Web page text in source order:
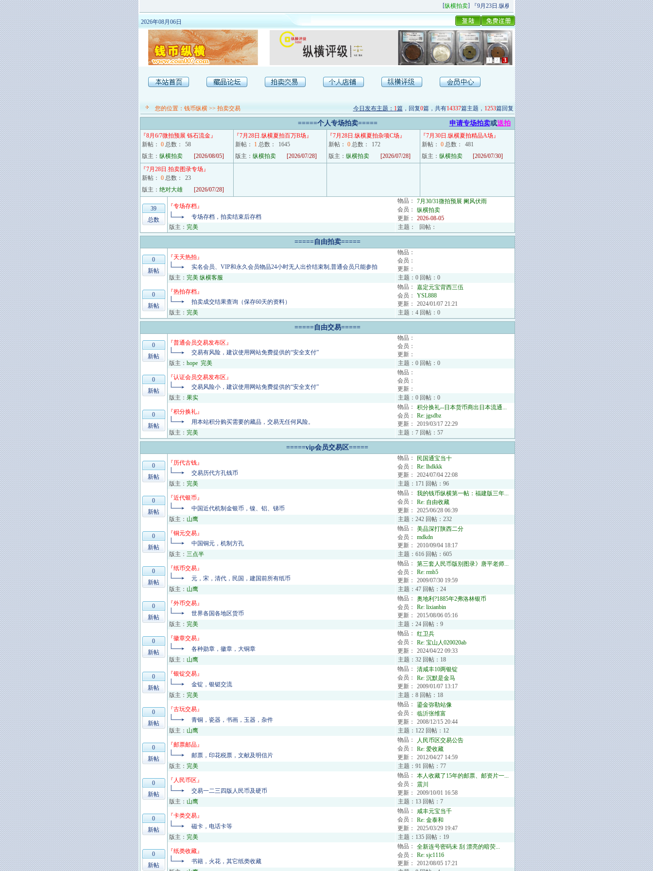
纵横拍卖]『9月23日.纵横秋季精品场P场』 今日上新！[纵横拍卖]9月20日.纵横秋
2026年08月06日
1 2 3
您的位置： 钱币纵横>> 拍卖交易 今日发布主题： 1篇，回复0篇，共有14337篇主题， 1253篇回复
=====个人专场拍卖===== 申请专场拍卖或送拍
『8月6/7微拍预展 铄石流金』
新帖： 0 总数： 58
『7月28日.纵横夏拍百万B场』
新帖：
1 总数： 1645
『7月28日.纵横夏拍杂项C场』
新帖： 0 总数： 172
『7月30日.纵横夏拍精品A场』
新帖： 0 总数：
481
版主： 纵横拍卖 [2026/08/05] 版主： 纵横拍卖 [2026/07/28] 版主： 纵横拍卖 [2026/07/28] 版主： 纵横拍卖
[2026/07/30]
『7月28日.拍卖图录专场』
新帖： 0 总数：
23
版主： 绝对大雄 [2026/07/28]
39
总数
『专场存档』
物品：
7月30/31微拍预展 阑风伏雨
会员：
纵横拍卖
更新：
2026-08-05
专场存档，拍卖结束后存档
版主： 完美 主题： 回帖：
=====自由拍卖=====
0
新帖
『天天热拍』
物品：
会员：
更新：
实名会员、VIP和永久会员物品24小时无人出价结束制,普通会员只能参拍
版主： 完美 纵横客服 主题：0 回帖：0
0
新帖
『热拍存档』
物品：
嘉定元宝背西三伍
会员：
YSL888
更新：
2024/01/07 21:21
拍卖成交结果查询（保存60天的资料）
版主： 完美 主题：4 回帖：0
=====自由交易=====
0
新帖
『普通会员交易发布区』
物品：
会员：
更新：
交易有风险，建议使用网站免费提供的“安全支付”
版主： hope 完美 主题：0 回帖：0
0
新帖
『认证会员交易发布区』
物品：
会员：
更新：
交易风险小，建议使用网站免费提供的“安全支付”
版主： 果实 主题：0 回帖：0
0
新帖
『积分换礼』
物品：
积分换礼--日本货币商出日本流通...
会员：
Re: jgsdbz
更新：
2019/03/17 22:29
用本站积分购买需要的藏品，交易无任何风险。
版主： 完美 主题：7 回帖：57
=====vip会员交易区=====
0
新帖
『历代古钱』
物品：
民国通宝当十
会员：
Re: lhdkkk
更新：
2024/07/04 22:08
交易历代方孔钱币
版主： 完美 主题：171 回帖：96
0
新帖
『近代银币』
物品：
我的钱币纵横第一帖：福建版三年...
会员：
Re: 自由收藏
更新：
2025/06/28 06:39
中国近代机制金银币，镍、铝、锑币
版主： 山鹰 主题：242 回帖：232
0
新帖
『铜元交易』
物品：
美品深打陕西二分
会员：
mdkdn
更新：
2010/09/04 18:17
中国铜元，机制方孔
版主： 三点半 主题：616 回帖：605
0
新帖
『纸币交易』
物品：
第三套人民币版别图录》唐平老师...
会员：
Re: rmb5
更新：
2009/07/30 19:59
元，宋，清代，民国，建国前所有纸币
版主： 山鹰 主题：47 回帖：24
0
新帖
『外币交易』
物品：
奥地利?1885年2弗洛林银币
会员：
Re: lixianbin
更新：
2015/08/06 05:16
世界各国各地区货币
版主： 完美 主题：24 回帖：9
0
新帖
『徽章交易』
物品：
红卫兵
会员：
Re: 宝山人020020ab
更新：
2024/04/22 09:33
各种勋章，徽章，大铜章
版主： 山鹰 主题：32 回帖：18
0
新帖
『银锭交易』
物品：
清咸丰10两银锭
会员：
Re: 沉默是金马
更新：
2009/01/07 13:17
金锭，银铤交流
版主： 完美 主题：8 回帖：18
0
新帖
『古玩交易』
物品：
鎏金弥勒站像
会员：
临沂张维富
更新：
2008/12/15 20:44
青铜，瓷器，书画，玉器，杂件
版主： 山鹰 主题：122 回帖：12
0
新帖
『邮票邮品』
物品：
人民币区交易公告
会员：
Re: 爱收藏
更新：
2012/04/27 14:59
邮票，印花税票，文献及明信片
版主： 完美 主题：91 回帖：77
0
新帖
『 人民币区』
物品：
本人收藏了15年的邮票、邮资片一...
会员：
震川
更新：
2009/10/01 16:58
交易一二三四版人民币及硬币
版主： 山鹰 主题：13 回帖：7
0
新帖
『卡类交易』
物品：
咸丰元宝当千
会员：
Re: 金泰和
更新：
2025/03/29 19:47
磁卡，电话卡等
版主： 完美 主题：135 回帖：19
0
新帖
『纸类收藏』
物品：
全新连号密码未 刮 漂亮的暗荧...
会员：
Re: sjc1116
更新：
2012/08/05 17:21
书籍，火花，其它纸类收藏